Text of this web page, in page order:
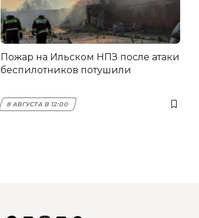
Пожар на Ильском НПЗ после атаки
беспилотников потушили
8 АВГУСТА В 12:00